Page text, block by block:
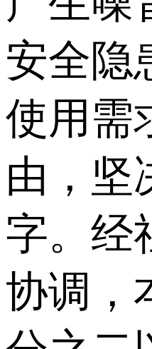
安全隐
使用需
由，坚
字。经
协调，